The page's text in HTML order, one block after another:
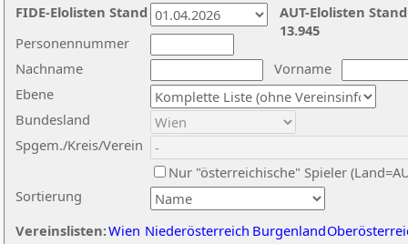
Nachname
Vorname
Ebene
Sortierung
Personennummer
Bundesland
Spgem./Kreis/Verein
Nur "österreichische" Spieler
Vereinslisten:Wien Niederösterreich Burgenland
AUT-Elolisten
13.945
FIDE-Elolisten Stand